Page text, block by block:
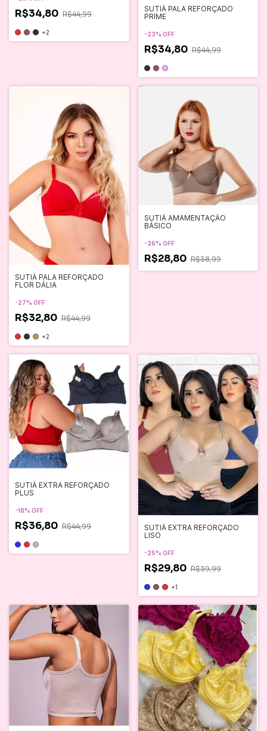
R$34,80 R$44,99
+2
SUTIÃ PALA REFORÇADO
PRIME
-23% OFF
R$34,80 R$44,99
SUTIÃ PALA REFORÇADO
FLOR DÁLIA
-27% OFF
R$32,80 R$44,99
+2
SUTIÃ AMAMENTAÇÃO
BÁSICO
-26% OFF
R$28,80 R$38,99
SUTIÃ EXTRA REFORÇADO
PLUS
-18% OFF
R$36,80 R$44,99
SUTIÃ EXTRA REFORÇADO
LISO
-25% OFF
R$29,80 R$39,99
+1